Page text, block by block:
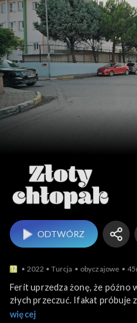
ODTWÓRZ
2022 Turcja obyczajowe
Ferit uprzedza żonę, że późno
złych przeczuć. Ifakat próbuje
przeprasza Asuman za swoje
więcej